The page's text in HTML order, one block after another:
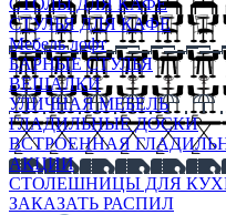
СТОЛЫ ДЛЯ КАФЕ
СТУЛЬЯ ДЛЯ КАФЕ
Мебель лофт
БАРНЫЕ СТУЛЬЯ
ВЕШАЛКИ
УЛИЧНАЯ МЕБЕЛЬ
ГЛАДИЛЬНЫЕ ДОСКИ
ВСТРОЕННАЯ
АКЦИИ
СТОЛЕШНИЦЫ ДЛЯ
ЗАКАЗАТЬ РАСПИЛ